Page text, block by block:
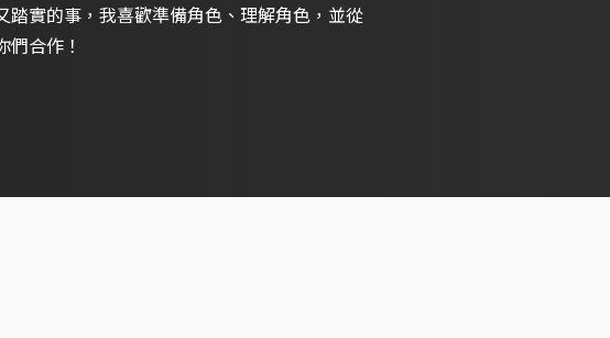
實的事，我喜歡準備角色、理解角色，並從
合作！